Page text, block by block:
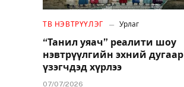
ТВ НЭВТРҮҮЛЭГ Урлаг
“Танил уяач” реалити шоу
нэвтрүүлгийн эхний дугаар
үзэгчдэд хүрлээ
07/07/2026